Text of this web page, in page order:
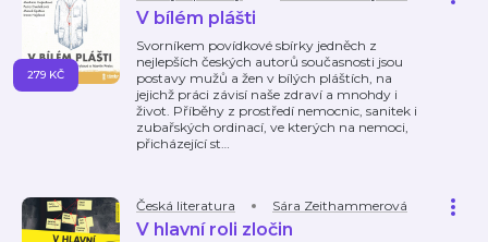
V bílém plášti
Svorníkem povídkové sbírky jedněch z
nejlepších českých autorů současnosti jsou
postavy mužů a žen v bílých pláštích, na
jejichž práci závisí naše zdraví a mnohdy i
život. Příběhy z prostředí nemocnic, sanitek i
zubařských ordinací, ve kterých na nemoci,
přicházející st…
279 KČ
Česká literatura Sára Zeithammerová
V hlavní roli zločin